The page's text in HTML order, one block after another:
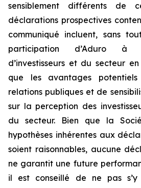
sensiblement différents de
déclarations prospectives
communiqué incluent, sans
participation d’Aduro à
d’investisseurs et du secteur
que les avantages
relations publiques et de
sur la perception des
du secteur. Bien que la
hypothèses inhérentes aux
soient raisonnables, aucune
ne garantit une future
il est conseillé de ne pas